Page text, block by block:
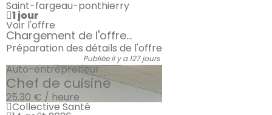
Saint-fargeau-ponthierry
1 jour
Voir l'offre
Chargement de l'offre...
Préparation des détails de l'offre
Publiée il y a 127 jours
Auto-entrepreneur
Chef de cuisine
25.30 € / heure
Collective Santé